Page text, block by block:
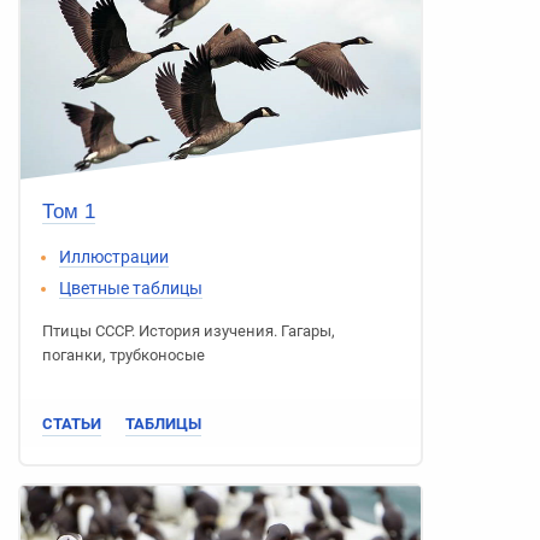
Том 1
Иллюстрации
Цветные таблицы
Птицы СССР. История изучения. Гагары,
поганки, трубконосые
СТАТЬИ ТАБЛИЦЫ